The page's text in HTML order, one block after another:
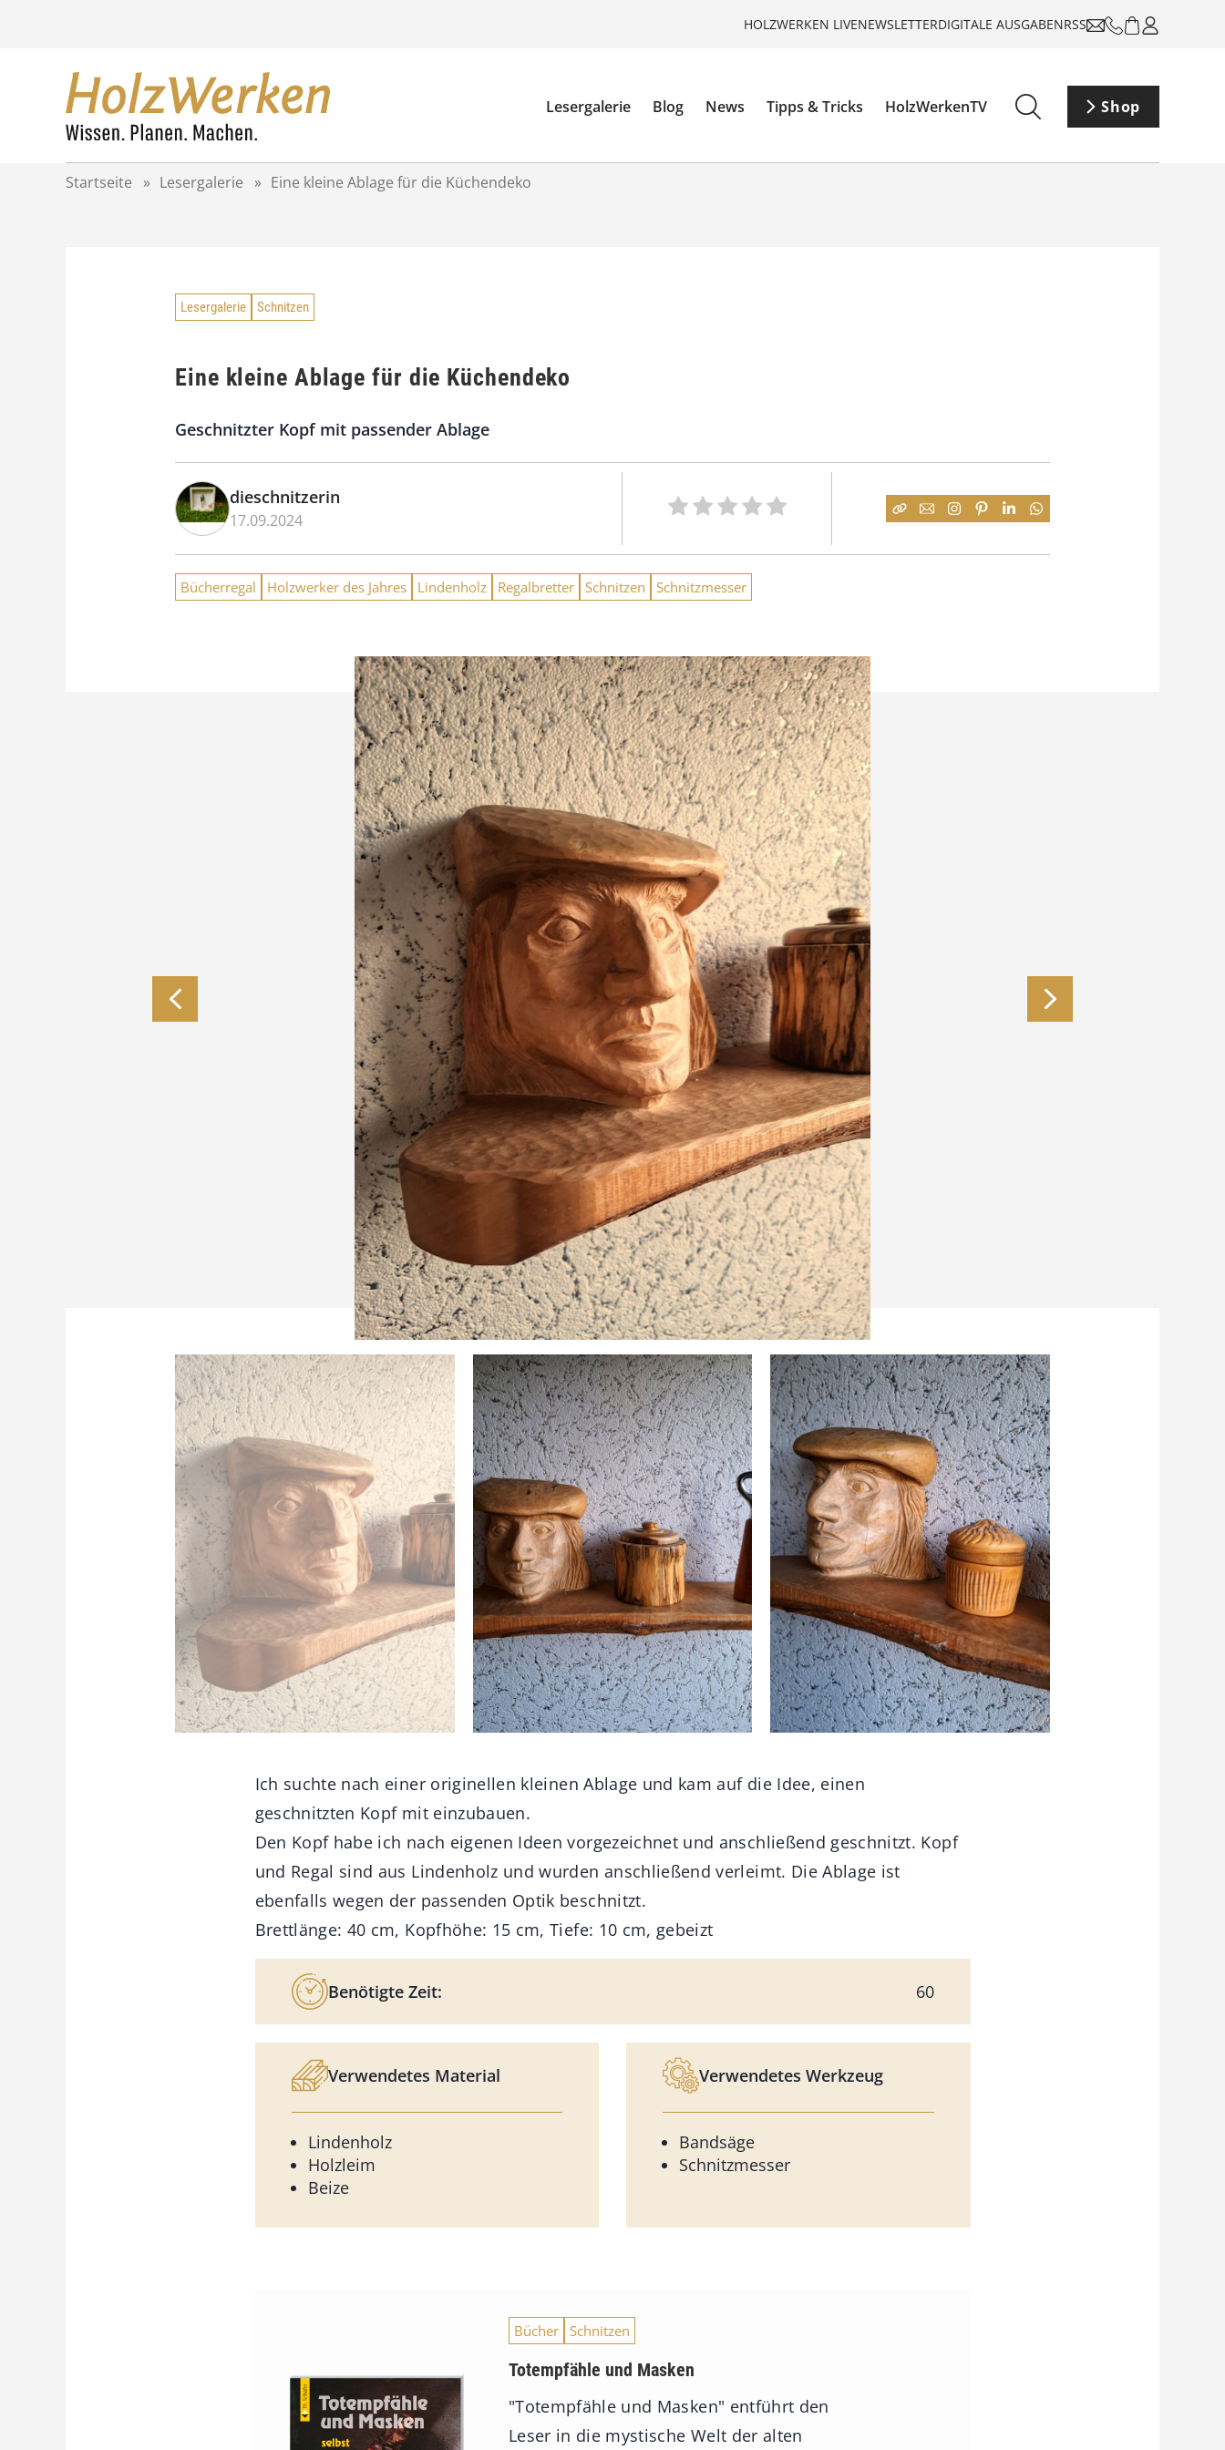
HOLZWERKEN LIVENEWSLETTERDIGITALE AUSGABENRSS
Lesergalerie Blog News Tipps & Tricks HolzWerkenTV Shop
Startseite » Lesergalerie » Eine kleine Ablage für die Küchendeko
Lesergalerie Schnitzen
Eine kleine Ablage für die Küchendeko
Geschnitzter Kopf mit passender Ablage
dieschnitzerin
17.09.2024
Bücherregal Holzwerker des Jahres Lindenholz Regalbretter Schnitzen Schnitzmesser
Ich suchte nach einer originellen kleinen Ablage und kam auf die Idee, einen
geschnitzten Kopf mit einzubauen.
Den Kopf habe ich nach eigenen Ideen vorgezeichnet und anschließend geschnitzt. Kopf
und Regal sind aus Lindenholz und wurden anschließend verleimt. Die Ablage ist
ebenfalls wegen der passenden Optik beschnitzt.
Brettlänge: 40 cm, Kopfhöhe: 15 cm, Tiefe: 10 cm, gebeizt
Benötigte Zeit: 60
Verwendetes Material
Lindenholz
Holzleim
Beize
Verwendetes Werkzeug
Bandsäge
Schnitzmesser
Bücher Schnitzen
Totempfähle und Masken
"Totempfähle und Masken" entführt den
Leser in die mystische Welt der alten